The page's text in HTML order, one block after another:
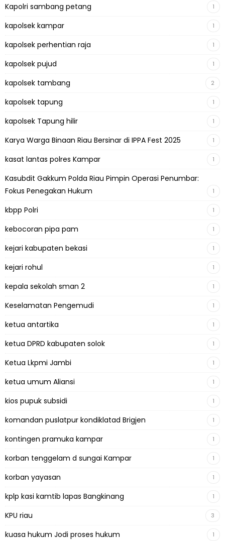
Kapolri sambang petang 1
kapolsek kampar 1
kapolsek perhentian raja 1
kapolsek pujud 1
kapolsek tambang 2
kapolsek tapung 1
kapolsek Tapung hilir 1
Karya Warga Binaan Riau Bersinar di IPPA Fest 2025 1
kasat lantas polres Kampar 1
Kasubdit Gakkum Polda Riau Pimpin Operasi Penumbar:
Fokus Penegakan Hukum
1
kbpp Polri 1
kebocoran pipa pam 1
kejari kabupaten bekasi 1
kejari rohul 1
kepala sekolah sman 2 1
Keselamatan Pengemudi 1
ketua antartika 1
ketua DPRD kabupaten solok 1
Ketua Lkpmi Jambi 1
ketua umum Aliansi 1
kios pupuk subsidi 1
komandan puslatpur kondiklatad Brigjen 1
kontingen pramuka kampar 1
korban tenggelam d sungai Kampar 1
korban yayasan 1
kplp kasi kamtib lapas Bangkinang 1
KPU riau 3
kuasa hukum Jodi proses hukum 1